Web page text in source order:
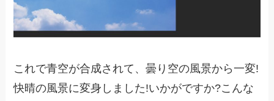
これで青空が合成されて、曇り空の風景から一変!
快晴の風景に変身しました!いかがですか?こんな